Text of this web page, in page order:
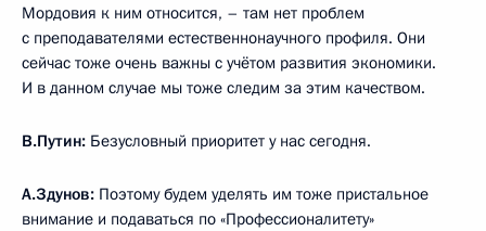
Мордовия к ним относится, – там нет проблем
с преподавателями естественнонаучного профиля. Они
сейчас тоже очень важны с учётом развития экономики.
И в данном случае мы тоже следим за этим качеством.
В.Путин: Безусловный приоритет у нас сегодня.
А.Здунов: Поэтому будем уделять им тоже пристальное
внимание и подаваться по «Профессионалитету»